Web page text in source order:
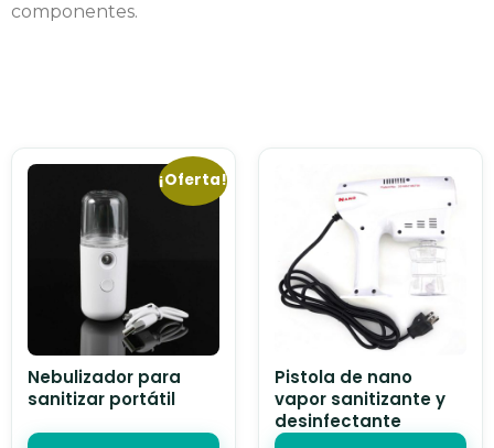
componentes.
¡Oferta!
Nebulizador para
sanitizar portátil
Pistola de nano
vapor sanitizante y
desinfectante